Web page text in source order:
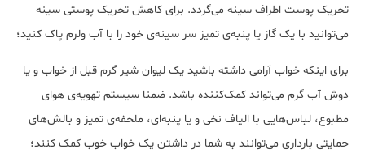
تحریک پوست اطراف سینه می‌گردد. برای کاهش تحریک پوستی سینه
می‌توانید با یک گاز یا پنبه‌ی تمیز سر سینه‌ی خود را با آب ولرم پاک کنید؛
برای اینکه خواب آرامی داشته باشید یک لیوان شیر گرم قبل از خواب و یا
دوش آب گرم می‌تواند کمک‌کننده باشد. ضمنا سیستم تهویه‌ی هوای
مطبوع، لباس‌هایی با الیاف نخی و یا پنبه‌ای، ملحفه‌ی تمیز و بالش‌های
حمایتی بارداری می‌توانند به شما در داشتن یک خواب خوب کمک کنند؛